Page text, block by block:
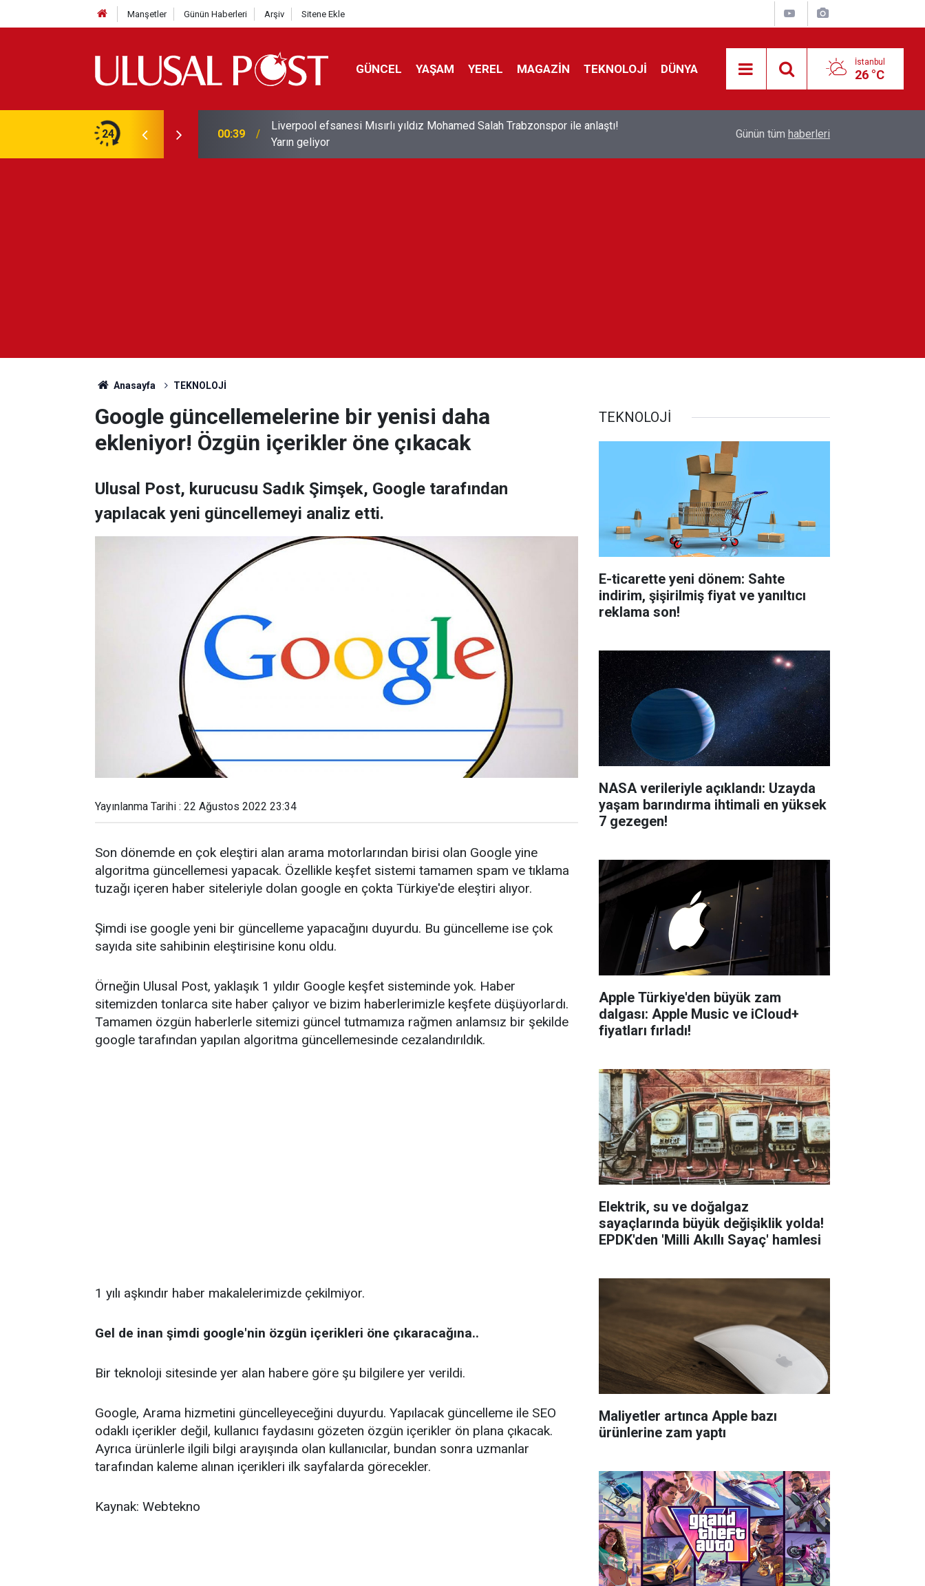
Manşetler Günün Haberleri Arşiv Sitene Ekle
GÜNCEL YAŞAM YEREL MAGAZİN TEKNOLOJİ DÜNYA İstanbul
26 °C
24 00:39
Liverpool efsanesi Mısırlı yıldız Mohamed Salah Trabzonspor ile anlaştı!
Yarın geliyor
Feridun Düzağaç sahnelere ara verdi: ''En az
Günün tüm haberleri
Anasayfa TEKNOLOJİ
Google güncellemelerine bir yenisi daha
ekleniyor! Özgün içerikler öne çıkacak
Ulusal Post, kurucusu Sadık Şimşek, Google tarafından
yapılacak yeni güncellemeyi analiz etti.
Yayınlanma Tarihi : 22 Ağustos 2022 23:34
Son dönemde en çok eleştiri alan arama motorlarından birisi olan Google yine
algoritma güncellemesi yapacak. Özellikle keşfet sistemi tamamen spam ve tıklama
tuzağı içeren haber siteleriyle dolan google en çokta Türkiye'de eleştiri alıyor.
Şimdi ise google yeni bir güncelleme yapacağını duyurdu. Bu güncelleme ise çok
sayıda site sahibinin eleştirisine konu oldu.
Örneğin Ulusal Post, yaklaşık 1 yıldır Google keşfet sisteminde yok. Haber
sitemizden tonlarca site haber çalıyor ve bizim haberlerimizle keşfete düşüyorlardı.
Tamamen özgün haberlerle sitemizi güncel tutmamıza rağmen anlamsız bir şekilde
google tarafından yapılan algoritma güncellemesinde cezalandırıldık.
1 yılı aşkındır haber makalelerimizde çekilmiyor.
Gel de inan şimdi google'nin özgün içerikleri öne çıkaracağına..
Bir teknoloji sitesinde yer alan habere göre şu bilgilere yer verildi.
Google, Arama hizmetini güncelleyeceğini duyurdu. Yapılacak güncelleme ile SEO
odaklı içerikler değil, kullanıcı faydasını gözeten özgün içerikler ön plana çıkacak.
Ayrıca ürünlerle ilgili bilgi arayışında olan kullanıcılar, bundan sonra uzmanlar
tarafından kaleme alınan içerikleri ilk sayfalarda görecekler.
Kaynak: Webtekno
TEKNOLOJİ
E-ticarette yeni dönem: Sahte
indirim, şişirilmiş fiyat ve yanıltıcı
reklama son!
NASA verileriyle açıklandı: Uzayda
yaşam barındırma ihtimali en yüksek
7 gezegen!
Apple Türkiye'den büyük zam
dalgası: Apple Music ve iCloud+
fiyatları fırladı!
Elektrik, su ve doğalgaz
sayaçlarında büyük değişiklik yolda!
EPDK'den 'Milli Akıllı Sayaç' hamlesi
Maliyetler artınca Apple bazı
ürünlerine zam yaptı